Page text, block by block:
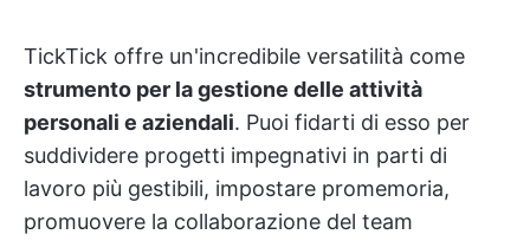
TickTick offre un'incredibile versatilità come
strumento per la gestione delle attività
personali e aziendali. Puoi fidarti di esso per
suddividere progetti impegnativi in parti di
lavoro più gestibili, impostare promemoria,
promuovere la collaborazione del team